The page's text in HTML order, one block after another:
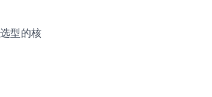
型的核